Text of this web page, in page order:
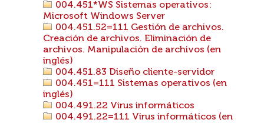
004.451*WS Sistemas operativos:
Microsoft Windows Server
004.451.52=111 Gestión de archivos.
Creación de archivos. Eliminación de
archivos. Manipulación de archivos (en
inglés)
004.451.83 Diseño cliente-servidor
004.451=111 Sistemas operativos (en
inglés)
004.491.22 Virus informáticos
004.491.22=111 Virus informáticos (en